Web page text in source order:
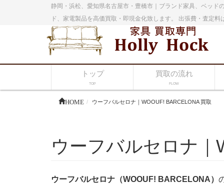
静岡・浜松、愛知県名古屋市・豊橋市｜ブランド家具、ベッ
ド、家電製品を高価買取・即現金化致します。 出張費・査定
トップ
TOP
買取の流れ
FLOW
HOME ウーフバルセロナ｜WOOUF! BARCELONA 買取
ウーフバルセロナ｜
ウーフバルセロナ（WOOUF! BARCELONA）